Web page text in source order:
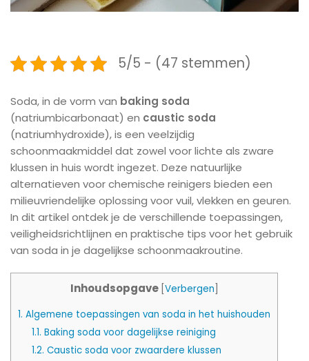
5/5 - (47 stemmen)
Soda, in de vorm van baking soda
(natriumbicarbonaat) en caustic soda
(natriumhydroxide), is een veelzijdig
schoonmaakmiddel dat zowel voor lichte als zware
klussen in huis wordt ingezet. Deze natuurlijke
alternatieven voor chemische reinigers bieden een
milieuvriendelijke oplossing voor vuil, vlekken en geuren.
In dit artikel ontdek je de verschillende toepassingen,
veiligheidsrichtlijnen en praktische tips voor het gebruik
van soda in je dagelijkse schoonmaakroutine.
Inhoudsopgave Verbergen
1. Algemene toepassingen van soda in het huishouden
1.1. Baking soda voor dagelijkse reiniging
1.2. Caustic soda voor zwaardere klussen